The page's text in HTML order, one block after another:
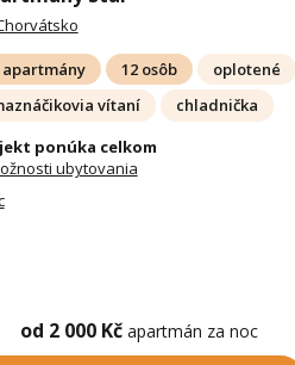
apartmány 12 osôb
oplotené
vítaní
chladnička
ponúka celkom
ubytovania
od 2 000 Kč apartmán za noc